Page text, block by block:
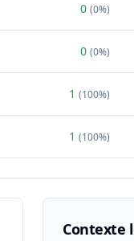
0 (0%)
0 (0%)
1 (100%)
1 (100%)
Contexte